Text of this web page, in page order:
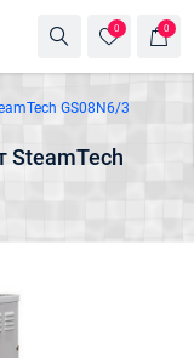
0 0
GS08N6/3
SteamTech